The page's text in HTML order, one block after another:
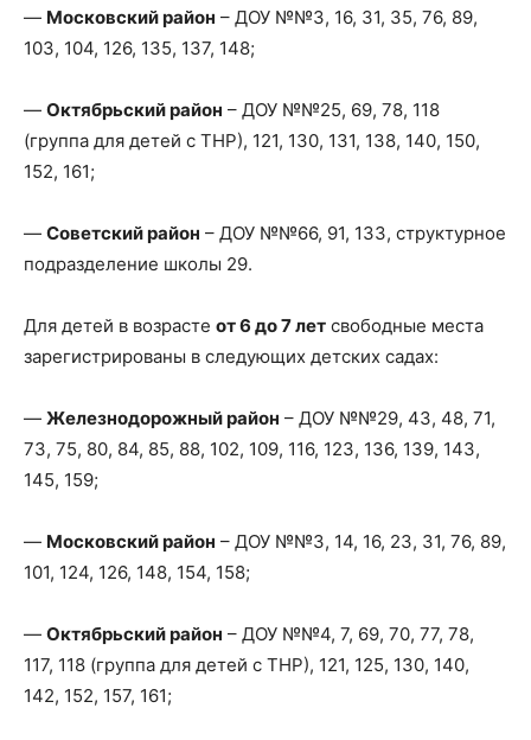
— Московский район – ДОУ №№3, 16, 31, 35, 76, 89,
103, 104, 126, 135, 137, 148;
— Октябрьский район – ДОУ №№25, 69, 78, 118
(группа для детей с ТНР), 121, 130, 131, 138, 140, 150,
152, 161;
— Советский район – ДОУ №№66, 91, 133, структурное
подразделение школы 29.
Для детей в возрасте от 6 до 7 лет свободные места
зарегистрированы в следующих детских садах:
— Железнодорожный район – ДОУ №№29, 43, 48, 71,
73, 75, 80, 84, 85, 88, 102, 109, 116, 123, 136, 139, 143,
145, 159;
— Московский район – ДОУ №№3, 14, 16, 23, 31, 76, 89,
101, 124, 126, 148, 154, 158;
— Октябрьский район – ДОУ №№4, 7, 69, 70, 77, 78,
117, 118 (группа для детей с ТНР), 121, 125, 130, 140,
142, 152, 157, 161;